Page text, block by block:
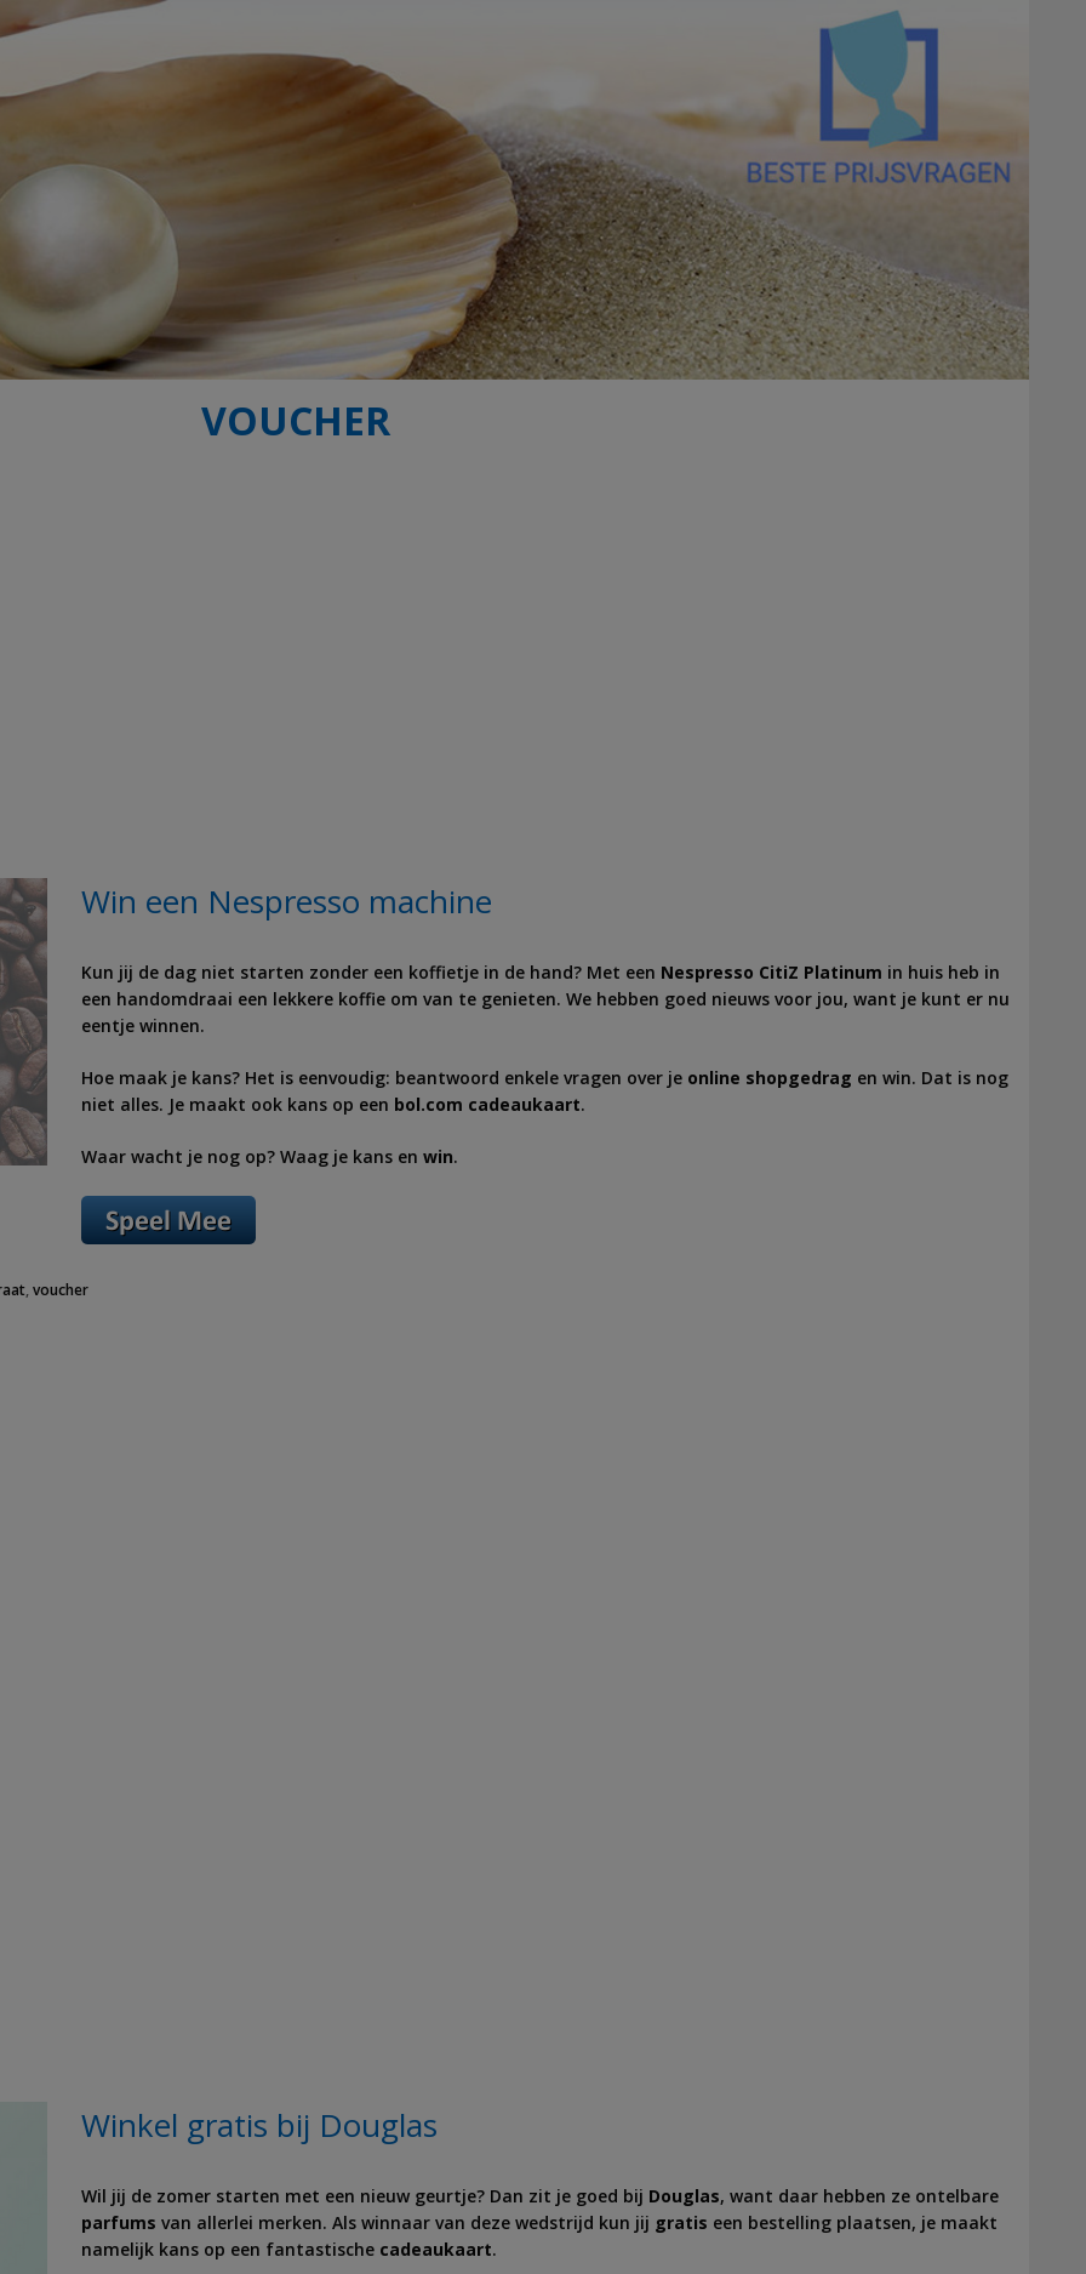
VOUCHER
Win een Nespresso machine
Kun jij de dag niet starten zonder een koffietje in de hand? Met een Nespresso CitiZ Platinum in huis heb in
een handomdraai een lekkere koffie om van te genieten. We hebben goed nieuws voor jou, want je kunt er nu
eentje winnen.
Hoe maak je kans? Het is eenvoudig: beantwoord enkele vragen over je online shopgedrag en win. Dat is nog
niet alles. Je maakt ook kans op een bol.com cadeaukaart.
Waar wacht je nog op? Waag je kans en win.
,voucher
Winkel gratis bij Douglas
Wil jij de zomer starten met een nieuw geurtje? Dan zit je goed bij Douglas, want daar hebben ze ontelbare
parfums van allerlei merken. Als winnaar van deze wedstrijd kun jij gratis een bestelling plaatsen, je maakt
namelijk kans op een fantastische cadeaukaart.